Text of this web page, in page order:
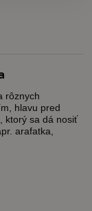
rôznych
hlavu pred
ktorý sa dá nosiť
arafatka,